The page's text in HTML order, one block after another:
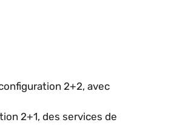
2+2, avec
2+1, des services de